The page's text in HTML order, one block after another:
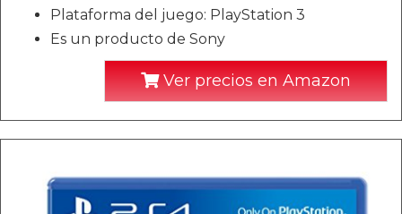
Plataforma del juego: PlayStation 3
Es un producto de Sony
Ver precios en Amazon